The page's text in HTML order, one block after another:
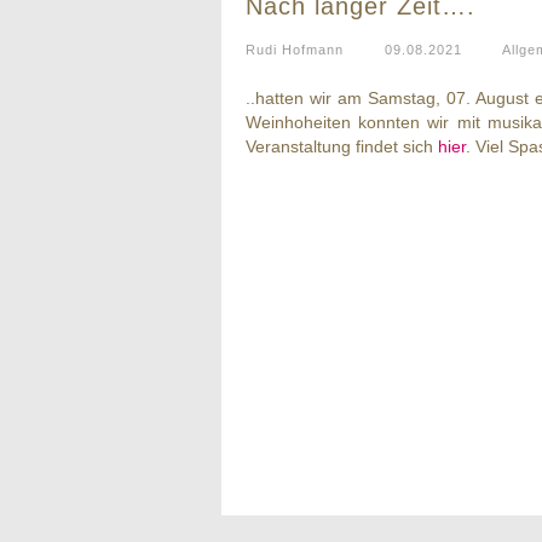
Nach langer Zeit….
Rudi Hofmann 09.08.2021
..hatten wir am Samstag, 07.
Weinhoheiten konnten wir mit
Veranstaltung findet sich hier. Viel